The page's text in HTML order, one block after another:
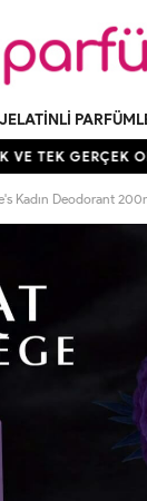
JELATINLI
TEK GERÇEK
Kadın Deodorant